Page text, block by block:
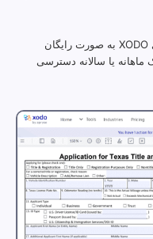
کاربران می توانند یک بار در روز از ابزارهای XODO به صورت رایگان
ماهانه یا سالانه دسترسی